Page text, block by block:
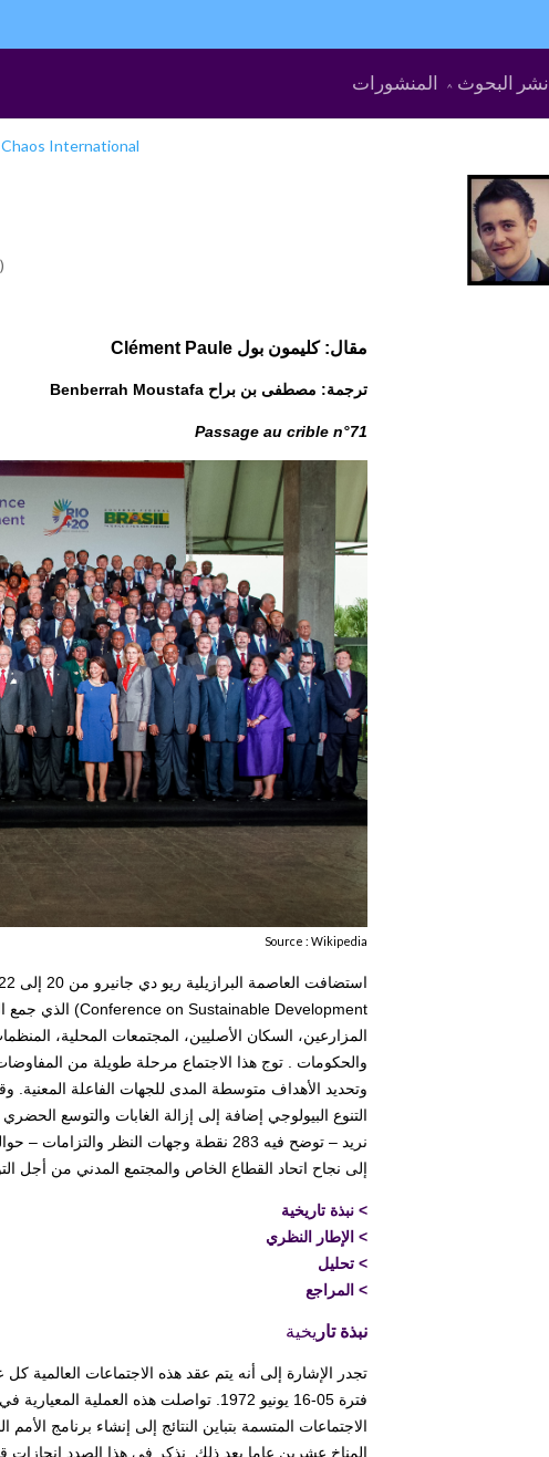
نشر البحوث المنشورات
Chaos International
مقال: كليمون بول Clément Paule
ترجمة: مصطفى بن براح Benberrah Moustafa
Passage au crible n°71
Source : Wikipedia
وتحديد الأهداف متوسطة المدى للجهات الفاعلة المعنية.
إلى نجاح اتحاد القطاع الخاص والمجتمع المدني من أجل
> نبذة تاريخية
> الإطار النظري
> تحليل
> المراجع
نبذة تار يخية
تجدر الإشارة إلى أنه يتم عقد هذه الاجتماعات العالمية